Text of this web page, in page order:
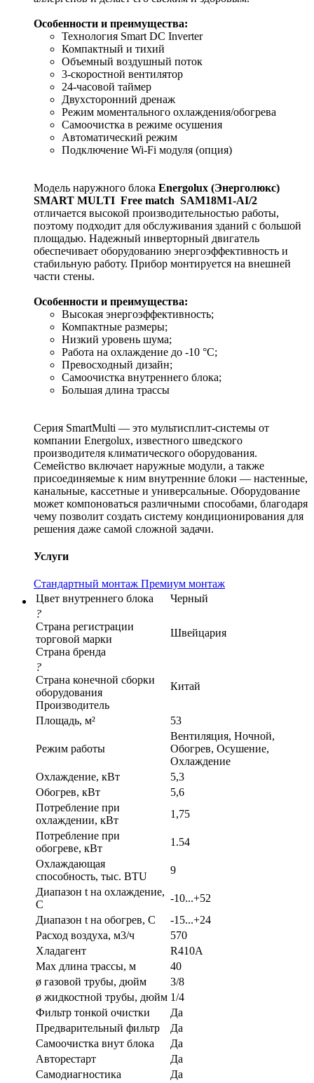
Особенности и преимущества:
Технология Smart DC Inverter
Компактный и тихий
Объемный воздушный поток
3-скоростной вентилятор
24-часовой таймер
Двухсторонний дренаж
Режим моментального охлаждения/обогрева
Самоочистка в режиме осушения
Автоматический режим
Подключение Wi-Fi модуля (опция)
Модель наружного блока Energolux (Энерголюкс)
SMART MULTI Free match SAM18M1-AI/2
отличается высокой производительностью работы,
поэтому подходит для обслуживания зданий с большой
площадью. Надежный инверторный двигатель
обеспечивает оборудованию энергоэффективность и
стабильную работу. Прибор монтируется на внешней
части стены.
Особенности и преимущества:
Высокая энергоэффективность;
Компактные размеры;
Низкий уровень шума;
Работа на охлаждение до -10 °С;
Превосходный дизайн;
Самоочистка внутреннего блока;
Большая длина трассы
Серия SmartMulti — это мультисплит-системы от
компании Energolux, известного шведского
производителя климатического оборудования.
Семейство включает наружные модули, а также
присоединяемые к ним внутренние блоки — настенные,
канальные, кассетные и универсальные. Оборудование
может компоноваться различными способами, благодаря
чему позволит создать систему кондиционирования для
решения даже самой сложной задачи.
Услуги
Стандартный монтаж Премиум монтаж
Цвет внутреннего блока
Черный
?
Страна регистрации
торговой марки
Страна бренда
Швейцария
?
Страна конечной сборки
оборудования
Производитель
Китай
Площадь, м² 53
Режим работы
Вентиляция, Ночной,
Обогрев, Осушение,
Охлаждение
Охлаждение, кВт
5,3
Обогрев, кВт
5,6
Потребление при
охлаждении, кВт
1,75
Потребление при
обогреве, кВт
1.54
Охлаждающая
способность, тыс. BTU
9
Диапазон t на охлаждение,
С
-10...+52
Диапазон t на обогрев, С
-15...+24
Расход воздуха, м3/ч
570
Хладагент
R410A
Max длина трассы, м
40
ø газовой трубы, дюйм
3/8
ø жидкостной трубы, дюйм 1/4
Фильтр тонкой очистки
Да
Предварительный фильтр
Да
Самоочистка внут блока
Да
Авторестарт
Да
Самодиагностика
Да